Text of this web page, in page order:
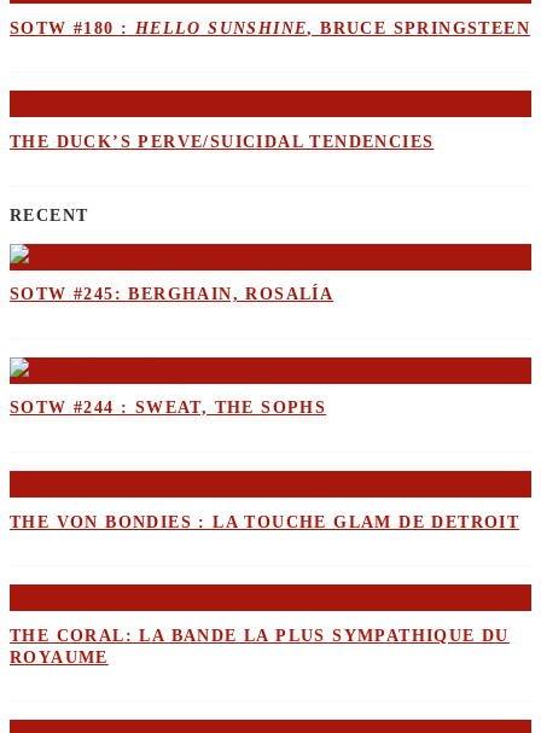
SOTW #180 : HELLO SUNSHINE, BRUCE SPRINGSTEEN
THE DUCK’S PERVE/SUICIDAL TENDENCIES
RECENT
SOTW #245: BERGHAIN, ROSALÍA
SOTW #244 : SWEAT, THE SOPHS
THE VON BONDIES : LA TOUCHE GLAM DE DETROIT
THE CORAL: LA BANDE LA PLUS SYMPATHIQUE DU
ROYAUME